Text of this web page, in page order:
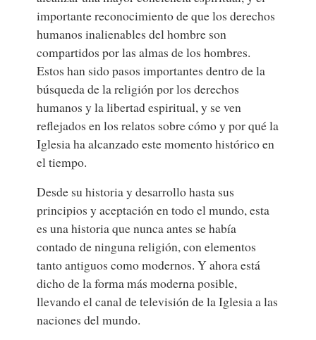
importante reconocimiento de que los derechos
humanos inalienables del hombre son
compartidos por las almas de los hombres.
Estos han sido pasos importantes dentro de la
búsqueda de la religión por los derechos
humanos y la libertad espiritual, y se ven
reflejados en los relatos sobre cómo y por qué la
Iglesia ha alcanzado este momento histórico en
el tiempo.
Desde su historia y desarrollo hasta sus
principios y aceptación en todo el mundo, esta
es una historia que nunca antes se había
contado de ninguna religión, con elementos
tanto antiguos como modernos. Y ahora está
dicho de la forma más moderna posible,
llevando el canal de televisión de la Iglesia a las
naciones del mundo.